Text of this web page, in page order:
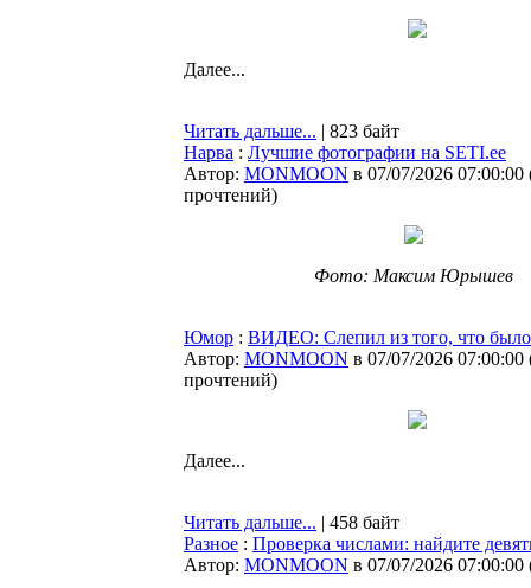
Далее...
Читать дальше... | 823 байт
Нарва : Лучшие фотографии на SETI.ee
Автор: MONMOON в 07/07/2026 07:00:00
прочтений)
Фото: Максим Юрышев
Юмор : ВИДЕО: Слепил из того, что было
Автор: MONMOON в 07/07/2026 07:00:00
прочтений)
Далее...
Читать дальше... | 458 байт
Разное : Проверка числами: найдите
Автор: MONMOON в 07/07/2026 07:00:00